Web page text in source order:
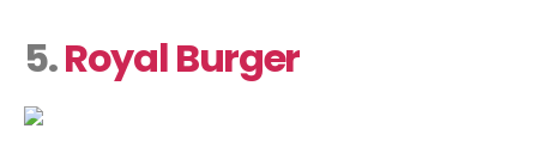
5.Royal Burger